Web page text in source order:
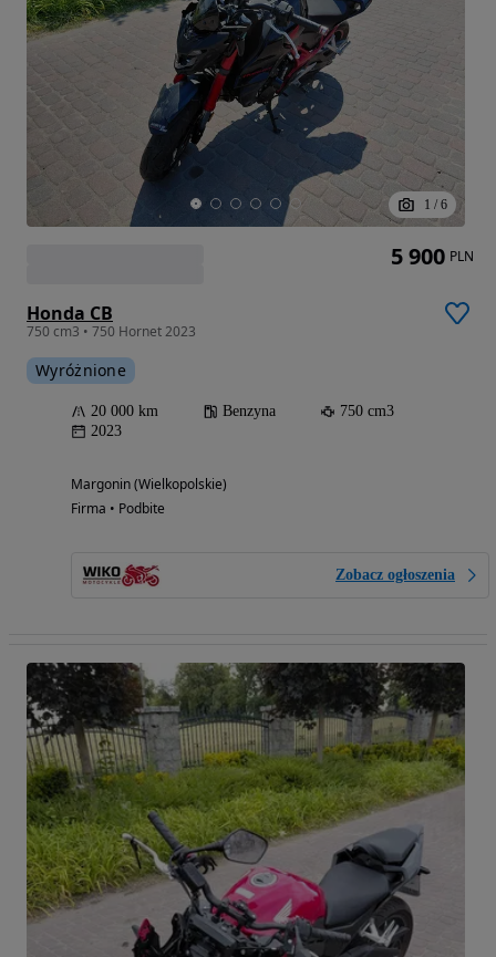
1 / 6
Honda CB
750 cm3 • 750 Hornet 2023
Wyróżnione
20 000 km Benzyna
750 cm3
2023
Margonin (Wielkopolskie)
Firma • Podbite
Zobacz ogłoszenia
5 900 PLN